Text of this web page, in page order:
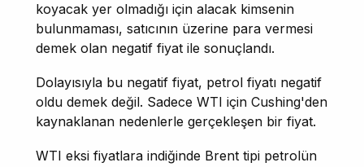
koyacak yer olmadığı için alacak kimsenin
bulunmaması, satıcının üzerine para vermesi
demek olan negatif fiyat ile sonuçlandı.
Dolayısıyla bu negatif fiyat, petrol fiyatı negatif
oldu demek değil. Sadece WTI için Cushing'den
kaynaklanan nedenlerle gerçekleşen bir fiyat.
WTI eksi fiyatlara indiğinde Brent tipi petrolün